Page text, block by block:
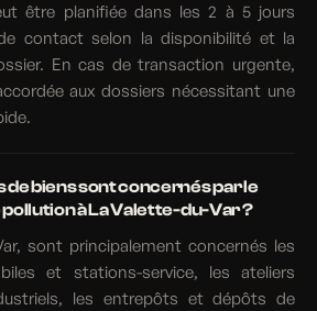
être planifiée dans les 2 à 5 jours
contact selon la disponibilité et la
En cas de transaction urgente,
aux dossiers nécessitant une
de biens sont concernés par le
à La Valette-du-Var ?
sont principalement concernés les
et stations-service, les ateliers
les entrepôts et dépôts de